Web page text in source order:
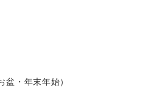
・年末年始）